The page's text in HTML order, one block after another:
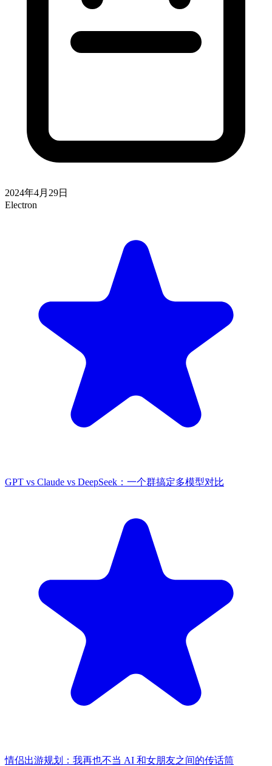
2024年4月29日
Electron
GPT vs Claude vs DeepSeek：一个群搞定多模型对比
情侣出游规划：我再也不当 AI 和女朋友之间的传话筒